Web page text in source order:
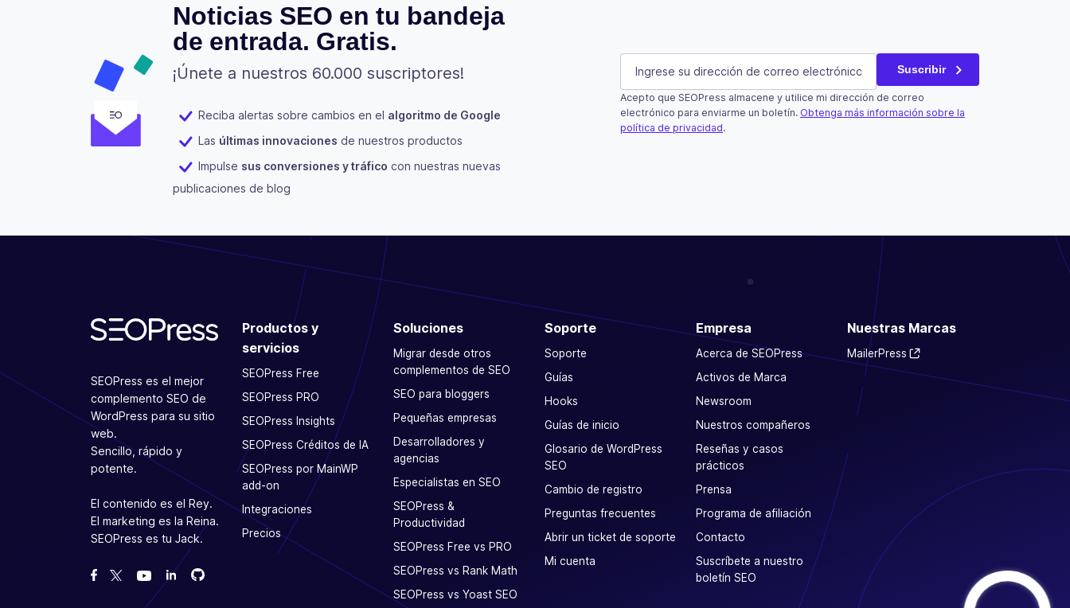
Noticias SEO en tu bandeja
de entrada. Gratis.
¡Únete a nuestros 60.000 suscriptores!
Reciba alertas sobre cambios en el algoritmo de Google
Las últimas innovaciones de nuestros productos
Impulse sus conversiones y tráfico con nuestras nuevas
publicaciones de blog
URL
Este campo es un campo de validación y debe quedar sin cambios.
E-mail (Obligatorio) Suscribir
Acepto que SEOPress almacene y utilice mi dirección de correo
electrónico para enviarme un boletín. Obtenga más información sobre la
política de privacidad.
SEOPress es el mejor
complemento SEO de
WordPress para su sitio
web.
Sencillo, rápido y
potente.
El contenido es el Rey.
El marketing es la Reina.
SEOPress es tu Jack.
Danos like en Facebook
Síguenos en Twitter
Míranos en YouTube
Bifurcanos en GitHub
Bifurcanos en GitHub
Productos y
servicios
SEOPress Free
SEOPress PRO
SEOPress Insights
SEOPress Créditos de IA
SEOPress por MainWP
add-on
Integraciones
Precios
Soluciones
Migrar desde otros
complementos de SEO
SEO para bloggers
Pequeñas empresas
Desarrolladores y
agencias
Especialistas en SEO
SEOPress &
Productividad
SEOPress Free vs PRO
SEOPress vs Rank Math
SEOPress vs Yoast SEO
Soporte
Soporte
Guías
Hooks
Guías de inicio
Glosario de WordPress
SEO
Cambio de registro
Preguntas frecuentes
Abrir un ticket de soporte
Mi cuenta
Empresa
Acerca de SEOPress
Activos de Marca
Newsroom
Nuestros compañeros
Reseñas y casos
prácticos
Prensa
Programa de afiliación
Contacto
Suscríbete a nuestro
boletín SEO
Nuestras Marcas
MailerPress